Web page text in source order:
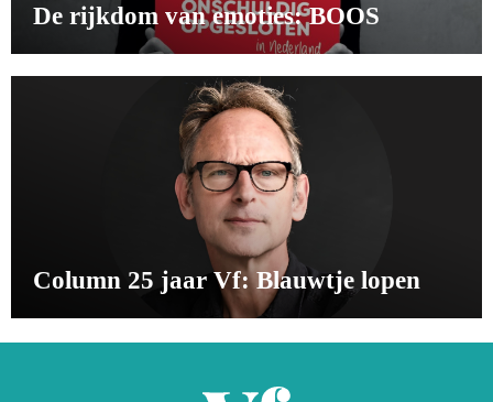
De rijkdom van emoties: BOOS
Column 25 jaar Vf: Blauwtje lopen